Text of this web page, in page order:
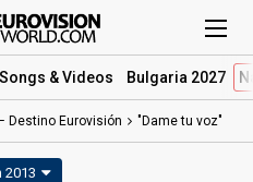
Songs & Videos Bulgaria 2027
Destino Eurovisión "Dame tu voz"
2013